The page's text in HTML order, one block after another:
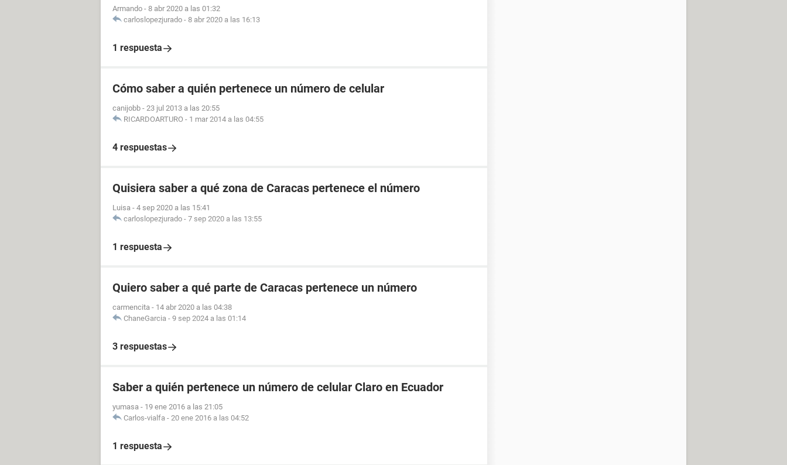
Armando - 8 abr 2020 a las 01:32
carloslopezjurado - 8 abr 2020 a las 16:13
1 respuesta
Cómo saber a quién pertenece un número de celular
canijobb - 23 jul 2013 a las 20:55
RICARDOARTURO - 1 mar 2014 a las 04:55
4 respuestas
Quisiera saber a qué zona de Caracas pertenece el número
Luisa - 4 sep 2020 a las 15:41
carloslopezjurado - 7 sep 2020 a las 13:55
1 respuesta
Quiero saber a qué parte de Caracas pertenece un número
carmencita - 14 abr 2020 a las 04:38
ChaneGarcia - 9 sep 2024 a las 01:14
3 respuestas
Saber a quién pertenece un número de celular Claro en Ecuador
yumasa - 19 ene 2016 a las 21:05
Carlos-vialfa - 20 ene 2016 a las 04:52
1 respuesta